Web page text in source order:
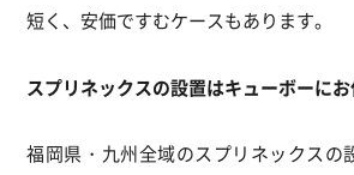
短く、安価ですむケースもあります。
スプリネックスの設置はキューボーにお
福岡県・九州全域のスプリネックスの